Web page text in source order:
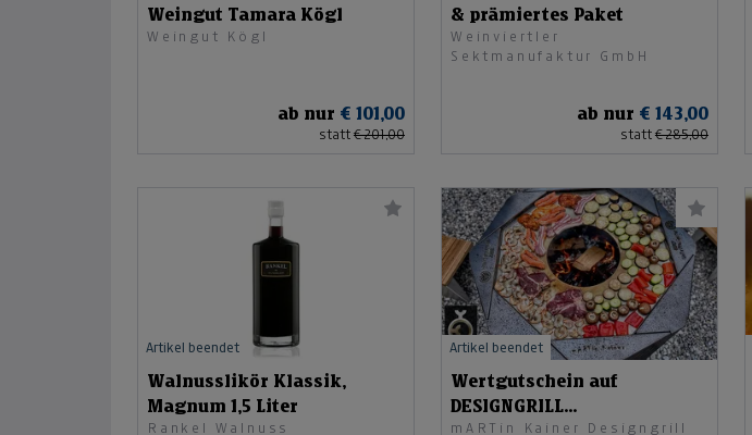
Weingut Tamara Kögl
Weingut Kögl
ab nur € 101,00
statt € 201,00
& prämiertes Paket
Weinviertler
Sektmanufaktur GmbH
ab nur € 143,00
statt € 285,00
Walnusslikör Klassik,
Magnum 1,5 Liter
Rankel Walnuss
Artikel beendet
Wertgutschein auf
DESIGNGRILL
PRODUKTSORTIMENT
mARTin Kainer Designgrill
Artikel beendet